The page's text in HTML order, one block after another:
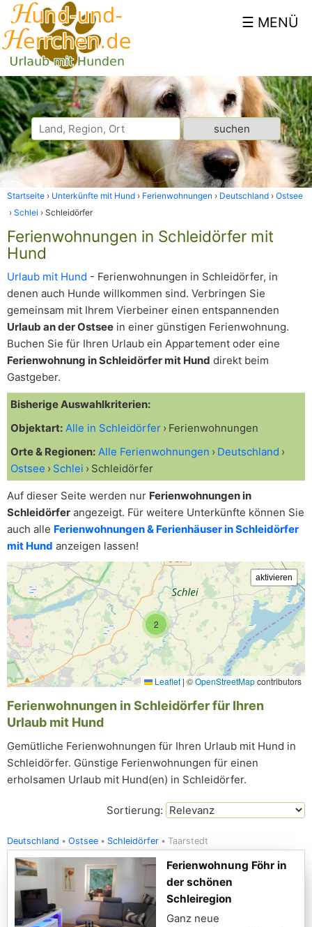
Startseite Unterkünfte mit Hund Ferienwohnungen Deutschland
Ostsee
Schlei
Schleidörfer
Ferienwohnungen in Schleidörfer mit
Hund
Urlaub mit Hund - Ferienwohnungen in Schleidörfer, in
denen auch Hunde willkommen sind. Verbringen Sie
gemeinsam mit Ihrem Vierbeiner einen entspannenden
Urlaub an der Ostsee in einer günstigen Ferienwohnung.
Buchen Sie für Ihren Urlaub ein Appartement oder eine
Ferienwohnung in Schleidörfer mit Hund direkt beim
Gastgeber.
Bisherige Auswahlkriterien:
Objektart: Alle in Schleidörfer
Ferienwohnungen
Orte & Regionen: Alle Ferienwohnungen
Deutschland
Ostsee
Schlei Schleidörfer
Auf dieser Seite werden nur Ferienwohnungen in
Schleidörfer angezeigt. Für weitere Unterkünfte können Sie
auch alle Ferienwohnungen & Ferienhäuser in Schleidörfer
mit Hund anzeigen lassen!
2
Leaflet | ©OpenStreetMapcontributors
Ferienwohnungen in Schleidörfer für Ihren
Urlaub mit Hund
Gemütliche Ferienwohnungen für Ihren Urlaub mit Hund in
Schleidörfer. Günstige Ferienwohnungen für einen
erholsamen Urlaub mit Hund(en) in Schleidörfer.
Sortierung:
Deutschland Ostsee Schleidörfer Taarstedt
Ferienwohnung Föhr in
der schönen
Schleiregion
Ganz neue